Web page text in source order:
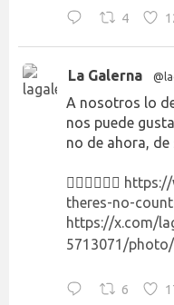
4
La Galerna
A nosotros lo
nos puede
no de ahora, de
👉🏻👉🏻👉🏻 https://
theres-no-
https://x.com/
5713071/photo/
6